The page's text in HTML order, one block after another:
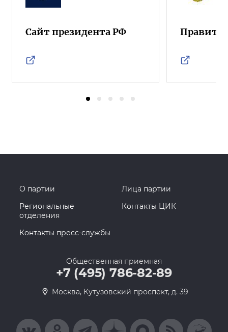
Сайт президента РФ
О партии
Лица партии
Региональные
отделения
Контакты ЦИК
Контакты пресс-службы
Общественная приемная
+7 (495) 786-82-89
Москва, Кутузовский проспект, д. 39